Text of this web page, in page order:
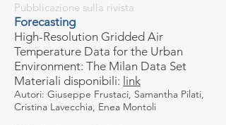
Pubblicazione sulla rivista
Forecasting
High-Resolution Gridded Air
Temperature Data for the Urban
Environment: The Milan Data Set
Materiali disponibili: link
Autori: Giuseppe Frustaci, Samantha Pilati,
Cristina Lavecchia, Enea Montoli